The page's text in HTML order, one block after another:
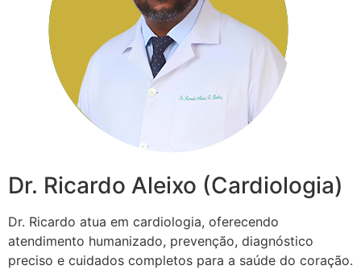
Dr. Ricardo Aleixo (Cardiologia)
Dr. Ricardo atua em cardiologia, oferecendo
atendimento humanizado, prevenção, diagnóstico
preciso e cuidados completos para a saúde do coração.